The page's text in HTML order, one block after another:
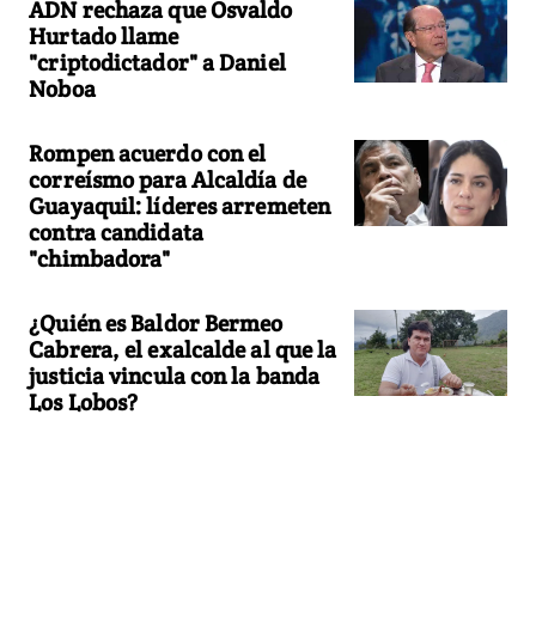
ADN rechaza que Osvaldo
Hurtado llame
"criptodictador" a Daniel
Noboa
Rompen acuerdo con el
correísmo para Alcaldía de
Guayaquil: líderes arremeten
contra candidata
"chimbadora"
¿Quién es Baldor Bermeo
Cabrera, el exalcalde al que la
justicia vincula con la banda
Los Lobos?